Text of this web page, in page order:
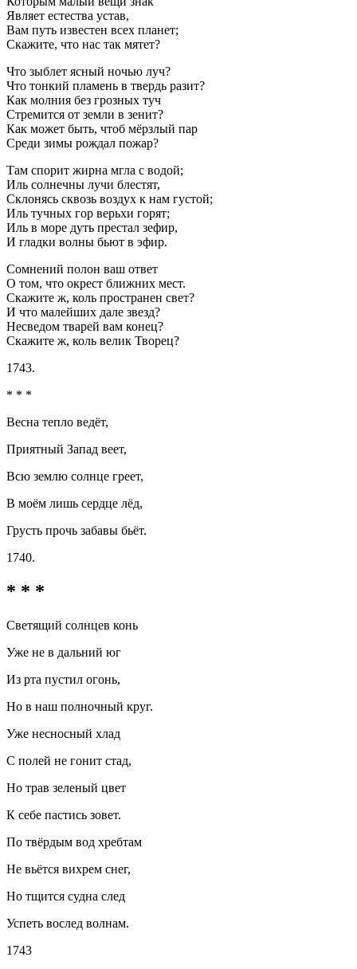
Являет естества устав,
Вам путь известен всех планет;
Скажите, что нас так мятет?
Что зыблет ясный ночью луч?
Что тонкий пламень в твердь разит?
Как молния без грозных туч
Стремится от земли в зенит?
Как может быть, чтоб мёрзлый пар
Среди зимы рождал пожар?
Там спорит жирна мгла с водой;
Иль солнечны лучи блестят,
Склонясь сквозь воздух к нам густой;
Иль тучных гор верьхи горят;
Иль в море дуть престал зефир,
И гладки волны бьют в эфир.
Сомнений полон ваш ответ
О том, что окрест ближних мест.
Скажите ж, коль пространен свет?
И что малейших дале звезд?
Несведом тварей вам конец?
Скажите ж, коль велик Творец?
1743.
* * *
Весна тепло ведёт,
Приятный Запад веет,
Всю землю солнце греет,
В моём лишь сердце лёд,
Грусть прочь забавы бьёт.
1740.
* * *
Светящий солнцев конь
Уже не в дальний юг
Из рта пустил огонь,
Но в наш полночный круг.
Уже несносный хлад
С полей не гонит стад,
Но трав зеленый цвет
К себе пастись зовет.
По твёрдым вод хребтам
Не вьётся вихрем снег,
Но тщится судна след
Успеть вослед волнам.
1743